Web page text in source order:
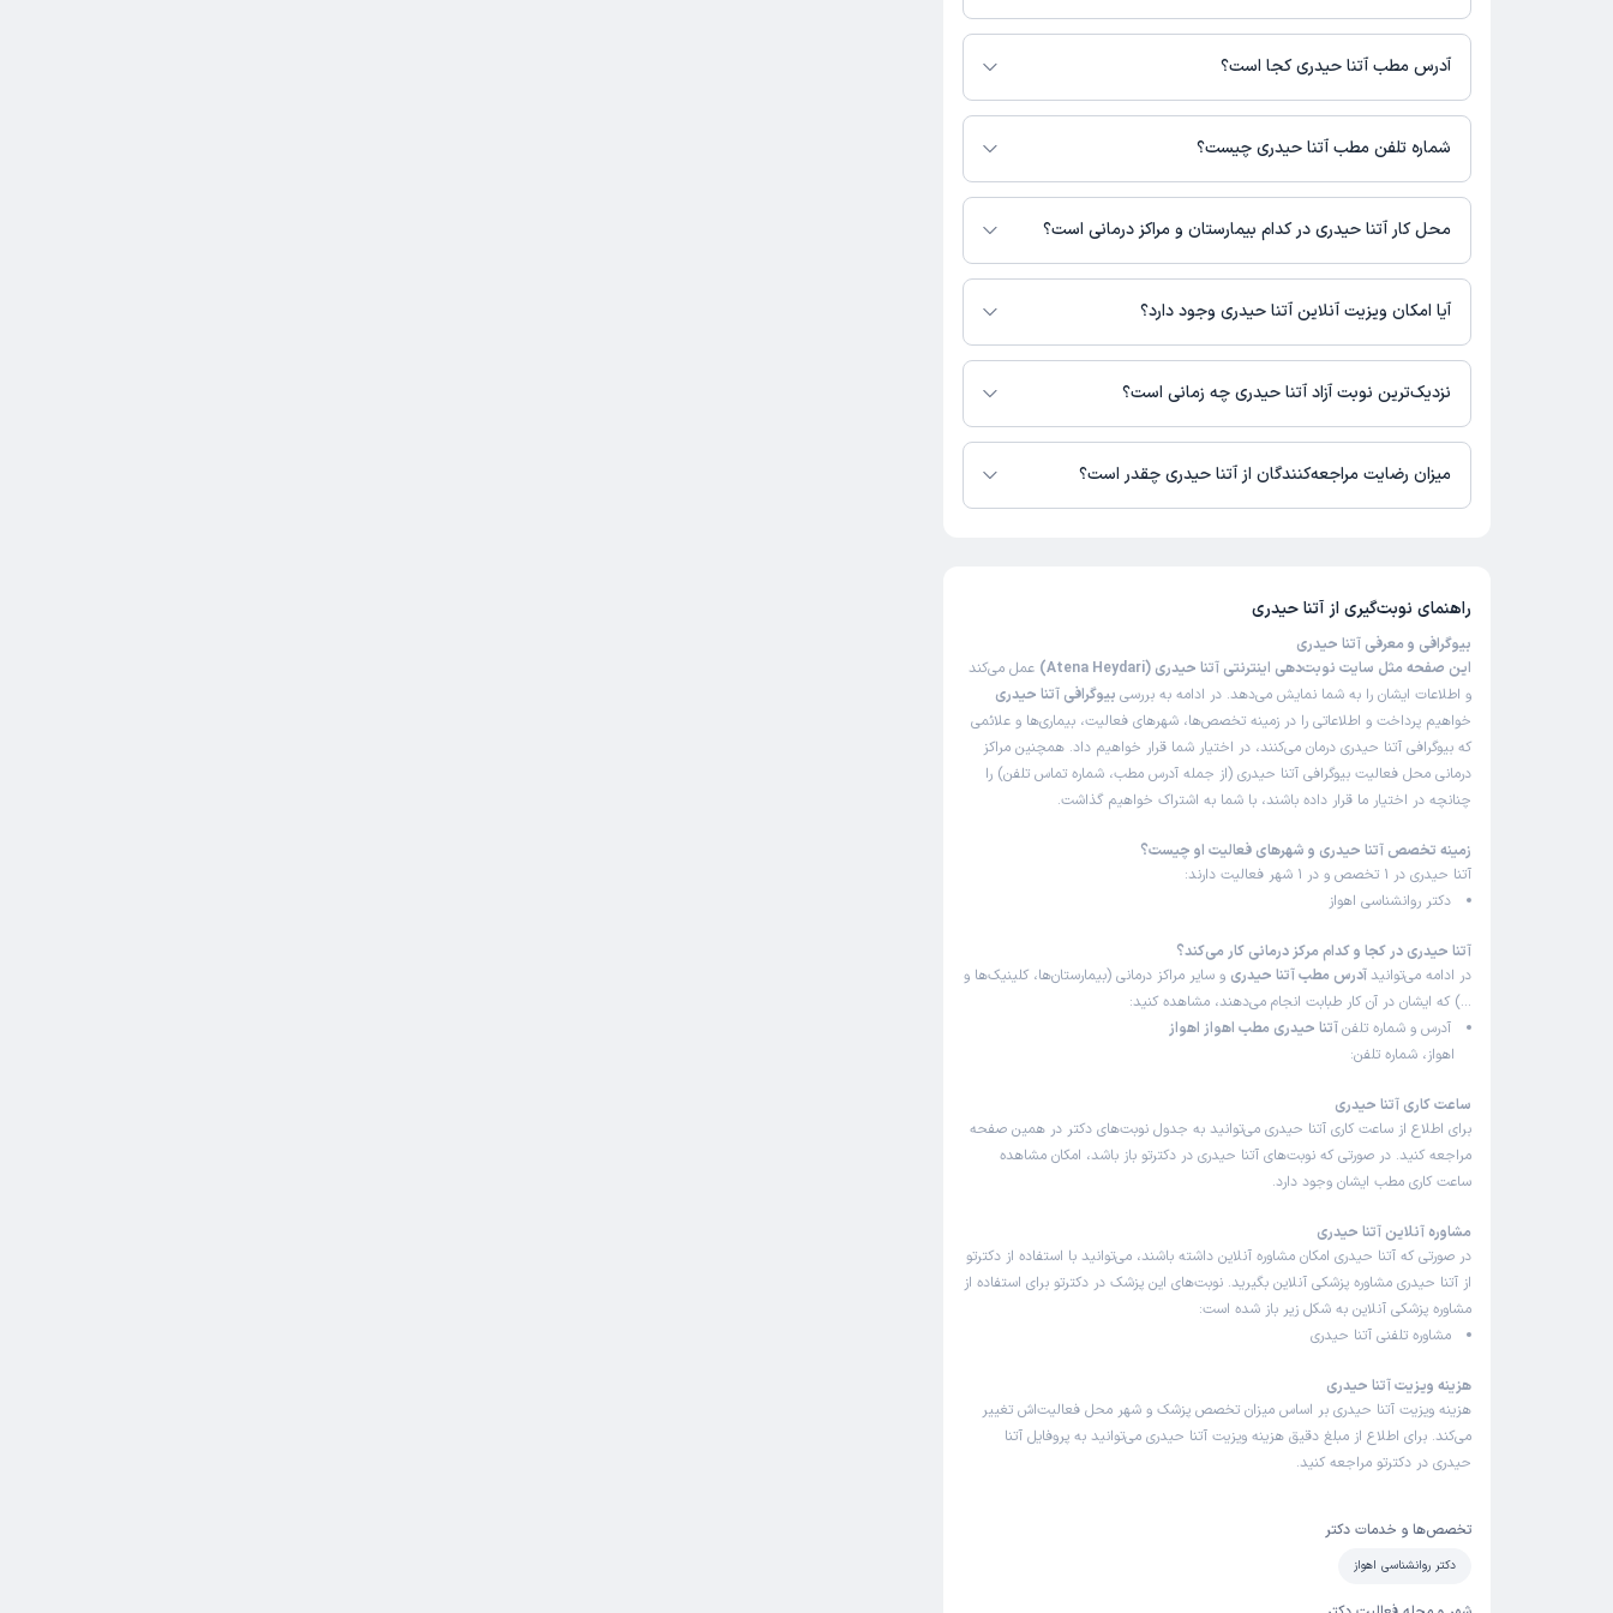
مبلغ ویزیت آتنا حیدری با توجه به نوع ویزیت تغییر می‌کند.
هزینه مشاوره پزشکی تلفنی: 530000 تومان
آدرس مطب آتنا حیدری کجا است؟
آتنا حیدری 1 مطب فعال دارند. آدرس مطب‌های آتنا حیدری به شرح زیر است.
اهواز
شماره تلفن مطب آتنا حیدری چیست؟
مطب اهواز : شماره تماس مطب آتنا حیدری در حال حاضر در این صفحه ثبت نشده
محل کار آتنا حیدری در کدام بیمارستان و مراکز درمانی است؟
اطلاعاتی درباره محل فعالیت آتنا حیدری در مراکز درمانی در دسترس نیست.
آیا امکان ویزیت آنلاین آتنا حیدری وجود دارد؟
در حال حاضر آتنا حیدری مشاوره پزشکی تلفنی فعال دارند.
نزدیک‌ترین نوبت آزاد آتنا حیدری چه زمانی است؟
آتنا حیدری از روز شنبه 17 مرداد 1405 بیمار جدید می‌پذیرند.
میزان رضایت مراجعه‌کنندگان از آتنا حیدری چقدر است؟
راهنمای نوبت‌گیری از آتنا حیدری
بیوگرافی و معرفی آتنا حیدری
این صفحه مثل سایت نوبت‌دهی اینترنتی آتنا حیدری (Atena Heydari)
عمل می‌کند
و اطلاعات ایشان را به شما نمایش می‌دهد. در ادامه به بررسی بیوگرافی آتنا حیدری
خواهیم پرداخت و اطلاعاتی را در زمینه تخصص‌ها، شهرهای فعالیت، بیماری‌ها و علائمی
که بیوگرافی آتنا حیدری درمان می‌کنند، در اختیار شما قرار خواهیم داد. همچنین مراکز
درمانی محل فعالیت بیوگرافی آتنا حیدری (از جمله آدرس مطب، شماره تماس تلفن) را
چنانچه در اختیار ما قرار داده باشند، با شما به اشتراک خواهیم گذاشت.
زمینه تخصص آتنا حیدری و شهرهای فعالیت او چیست؟
آتنا حیدری در 1 تخصص و در 1 شهر فعالیت دارند:
دکتر روانشناسی اهواز
آتنا حیدری در کجا و کدام مرکز درمانی کار می‌کند؟
در ادامه می‌توانید آدرس مطب آتنا حیدری و سایر مراکز درمانی (بیمارستان‌ها، کلینیک‌ها و
…) که ایشان در آن کار طبابت انجام می‌دهند، مشاهده کنید:
آدرس و شماره تلفنآتنا حیدری مطب اهواز اهواز
اهواز، شماره تلفن:
ساعت کاری آتنا حیدری
برای اطلاع از ساعت کاری آتنا حیدری می‌توانید به جدول نوبت‌های دکتر در همین صفحه
مراجعه کنید. در صورتی که نوبت‌های آتنا حیدری در دکترتو باز باشد، امکان مشاهده
ساعت کاری مطب ایشان وجود دارد.
مشاوره آنلاین آتنا حیدری
در صورتی که آتنا حیدری امکان مشاوره آنلاین داشته باشند، می‌توانید با استفاده از دکترتو
از آتنا حیدری مشاوره پزشکی آنلاین بگیرید. نوبت‌های این پزشک در دکترتو برای استفاده از
مشاوره پزشکی آنلاین به شکل زیر باز شده است:
مشاوره تلفنی آتنا حیدری
هزینه ویزیت آتنا حیدری
هزینه ویزیت آتنا حیدری بر اساس میزان تخصص پزشک و شهر محل فعالیت‌اش تغییر
می‌کند. برای اطلاع از مبلغ دقیق هزینه ویزیت آتنا حیدری می‌توانید به پروفایل آتنا
حیدری در دکترتو مراجعه کنید.
تخصص‌ها و خدمات دکتر
دکتر روانشناسی اهواز